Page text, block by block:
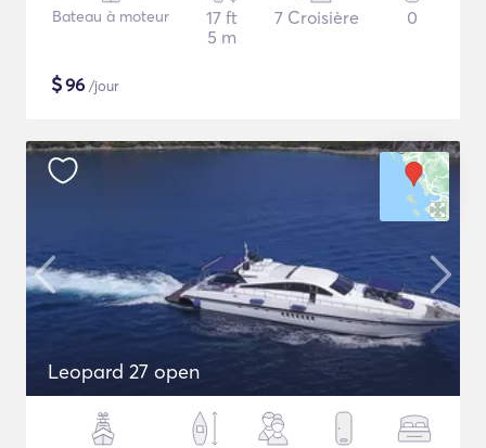
Bateau à moteur
17 ft
5 m
7 Croisière 0
$96 /jour
Leopard 27 open